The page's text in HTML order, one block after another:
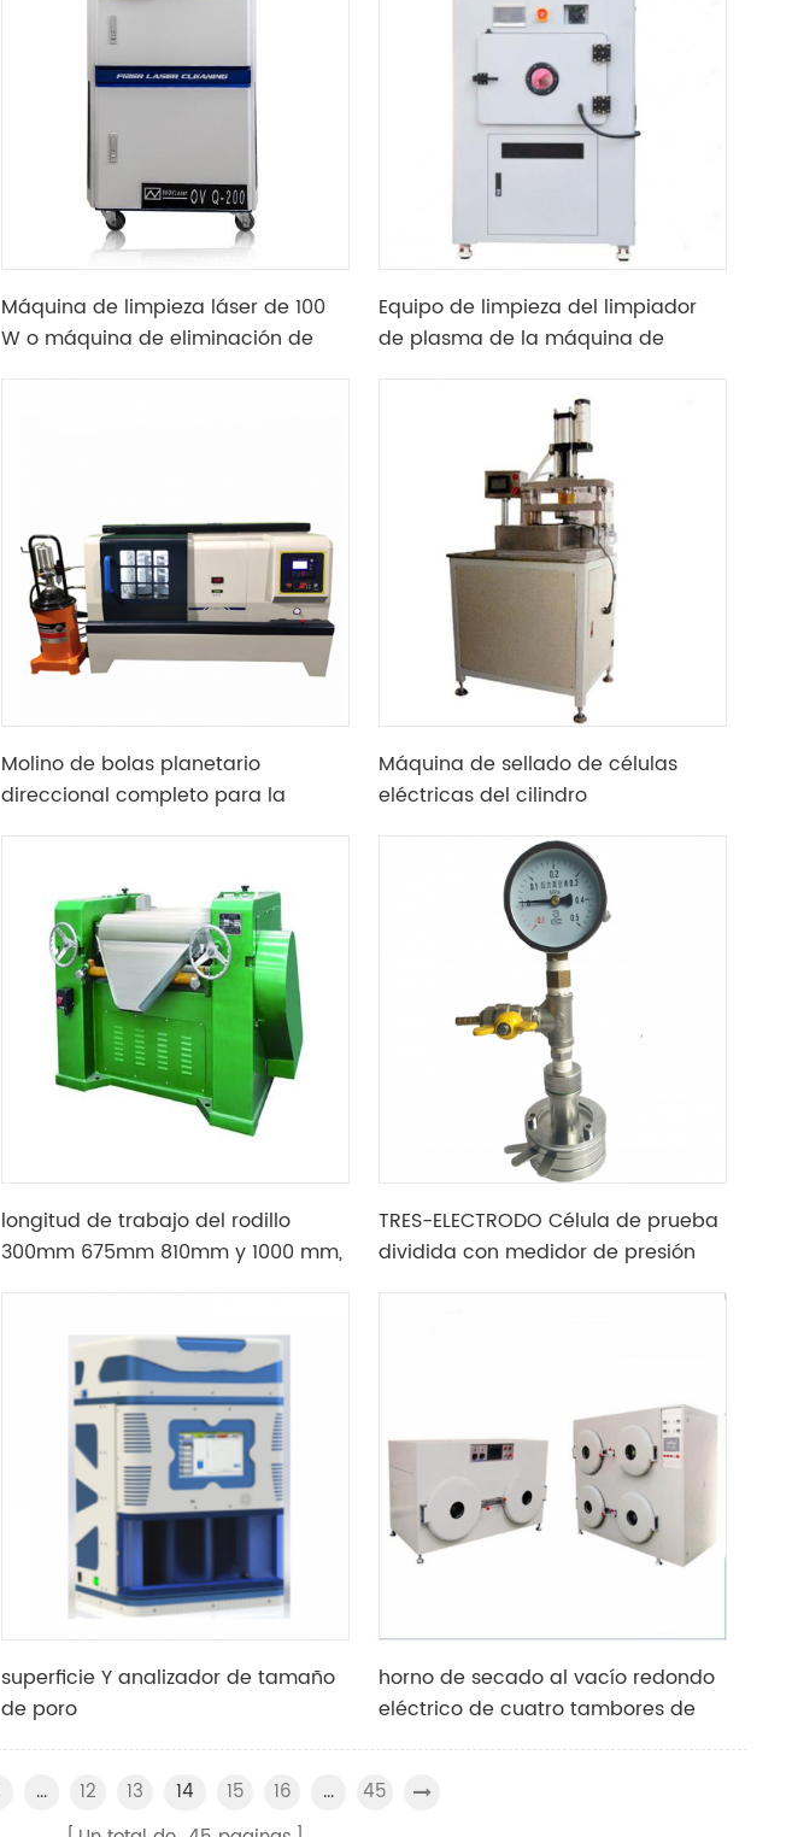
Máquina de limpieza láser de 100
W o máquina de eliminación de
Equipo de limpieza del limpiador
de plasma de la máquina de
PCB y microelectrónico
Molino de bolas planetario
direccional completo para la
Máquina de sellado de células
eléctricas del cilindro
longitud de trabajo del rodillo
300mm 675mm 810mm y 1000 mm,
dispersiva y tamaño fino
TRES-ELECTRODO Célula de prueba
dividida con medidor de presión
superficie Y analizador de tamaño
de poro
horno de secado al vacío redondo
eléctrico de cuatro tambores de
... 12 13 14 15 16 ...
45